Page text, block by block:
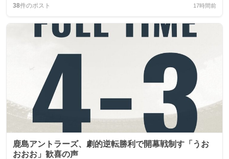
38件のポスト 17時間前
鹿島アントラーズ、劇的逆転勝利で開幕戦制す「うお
おおお」歓喜の声